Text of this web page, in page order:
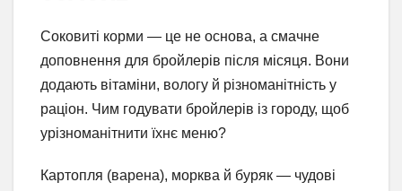
Соковиті корми — це не основа, а смачне
доповнення для бройлерів після місяця. Вони
додають вітаміни, вологу й різноманітність у
раціон. Чим годувати бройлерів із городу, щоб
урізноманітнити їхнє меню?
Картопля (варена), морква й буряк — чудові